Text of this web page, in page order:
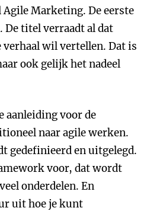
Marketing. De eerste
De titel verraadt al dat
wil vertellen. Dat is
ook gelijk het nadeel
aanleiding voor de
naar agile werken.
gedefinieerd en uitgelegd.
voor, dat wordt
onderdelen. En
uit hoe je kunt